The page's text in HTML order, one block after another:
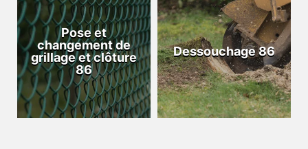
Pose et
changement de
grillage et clôture
86
Dessouchage 86